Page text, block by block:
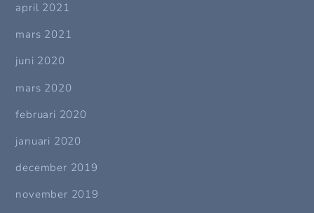
april 2021
mars 2021
juni 2020
mars 2020
februari 2020
januari 2020
december 2019
november 2019